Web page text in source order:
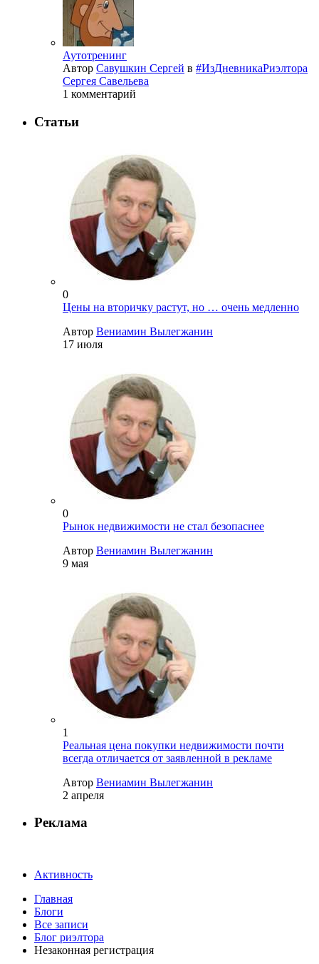
Аутотренинг
Автор Савушкин Сергей в #ИзДневникаРиэлтора
Сергея Савельева
1 комментарий
Статьи
0
Цены на вторичку растут, но … очень медленно
Автор Вениамин Вылегжанин
17 июля
0
Рынок недвижимости не стал безопаснее
Автор Вениамин Вылегжанин
9 мая
1
Реальная цена покупки недвижимости почти
всегда отличается от заявленной в рекламе
Автор Вениамин Вылегжанин
2 апреля
Реклама
Активность
Главная
Блоги
Все записи
Блог риэлтора
Незаконная регистрация